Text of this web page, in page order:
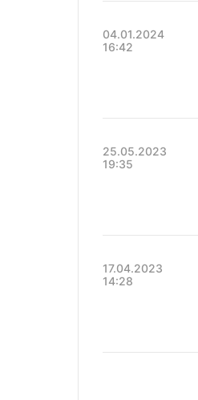
04.01.2024
16:42
25.05.2023
19:35
17.04.2023
14:28